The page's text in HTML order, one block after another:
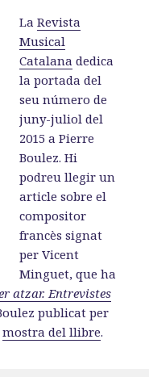
LaRevista
Musical
Catalana dedica
la portada del
seu número de
juny-juliol del
2015 a Pierre
Boulez. Hi
podreu llegir un
article sobre el
compositor
francès signat
per Vicent
Minguet, que ha
atzar. Entrevistes
publicat per
mostra del llibre.